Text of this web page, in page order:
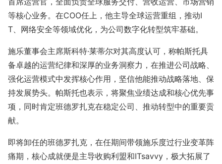
等核心业务。在COO任上，他主导全球运营重组，推动I
T、网络安全等领域优化，为公司数字化转型筑牢基础。
施乐董事会主席斯科特·莱蒂尔对其高度认可，称帕斯托具
备卓越的运营纪律和深厚的业务洞察力，在推进公司战略、
强化运营模式中发挥核心作用，坚信他能推动战略落地、保
持发展势头。帕斯托也表示，将聚焦业绩达成和核心优先事
项，同时肯定班德罗扎克在稳定公司、推动转型中的重要贡
献。
即将卸任的班德罗扎克，在任期间带领施乐度过行业变革阵
痛期，核心成就便是主导收购利盟和ITsavvy，极大拓展了